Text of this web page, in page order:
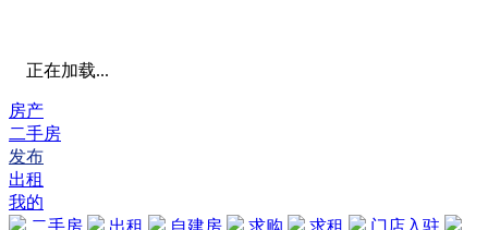
正在加载...
房产
二手房
发布
出租
我的
二手房
出租 自建房 求购 求租 门店入驻